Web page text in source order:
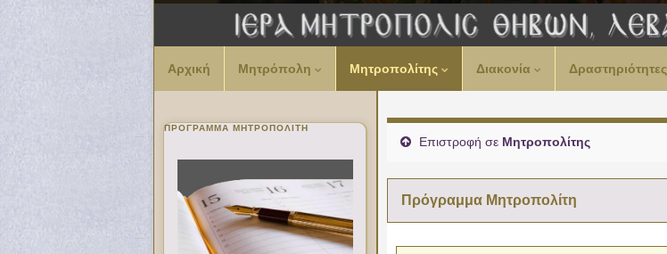
Αρχική Μητρόπολη Μητροπολίτης Διακονία Δραστηριότητες
Επιστροφή σε Μητροπολίτης
Πρόγραμμα Μητροπολίτη
ΠΡΌΓΡΑΜΜΑ ΜΗΤΡΟΠΟΛΊΤΗ